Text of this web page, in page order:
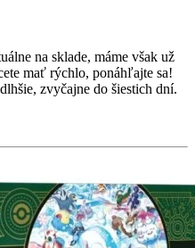
na sklade, máme však už
mať rýchlo, ponáhľajte sa!
zvyčajne do šiestich dní.